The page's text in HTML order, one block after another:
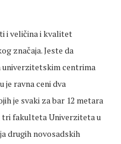
i veličina i kvalitet
značaja. Jeste da
univerzitetskim centrima
je ravna ceni dva
je svaki za bar 12 metara
tri fakulteta Univerziteta u
drugih novosadskih